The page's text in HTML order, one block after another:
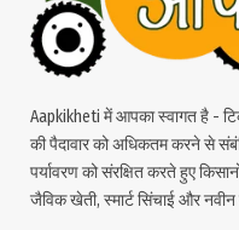
Aapkikheti में आपका स्वागत है -
की पैदावार को अधिकतम करने से
पर्यावरण को संरक्षित करते हुए
जैविक खेती, स्मार्ट सिंचाई और